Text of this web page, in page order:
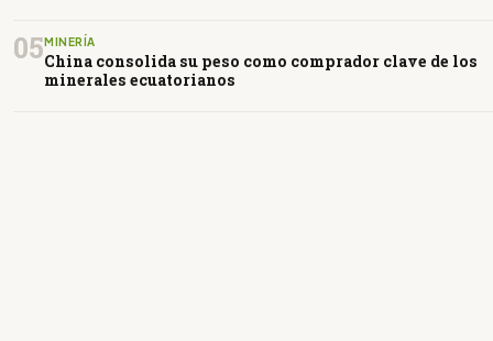
05MINERÍA
China consolida su peso como comprador clave de los
minerales ecuatorianos